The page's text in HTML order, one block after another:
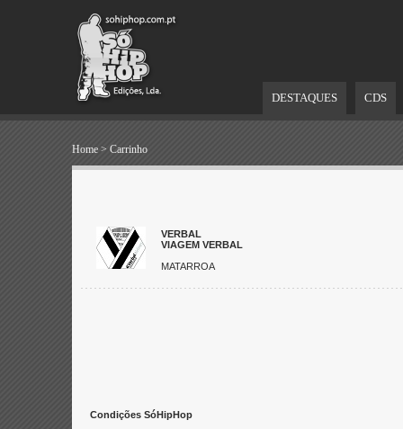
DESTAQUES CDS
Home > Carrinho
VERBAL
VIAGEM VERBAL
MATARROA
Condições SóHipHop